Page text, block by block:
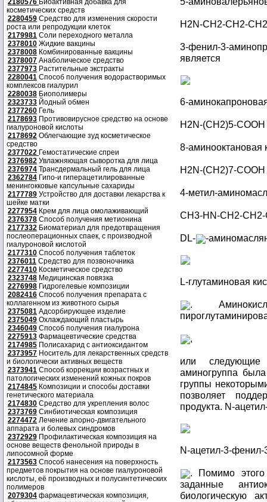
2180576 Биоактивная добавка для
косметических средств
2280459 Средство для изменения скорости
роста или репродукции клеток
2179981 Соли переходного металла
2378010 Жидкие вакцины
2378008 Комбинированные вакцины
2378007 Анаболическое средство
2377973 Растительные экстракты
2280041 Способ получения водорастворимых
комплексов гиалурил
2280038 Биополимеры
2323733 Йодный обмен
2377260 Гель
2178693 Противовирусное средство на основе
гиалуроновой кислоты
2178692 Облегчающие зуд косметическое
средство
2377022 Гемостатические спреи
2376982 Увлажняющая сыворотка для лица
2376974 Трансдермальный гель для лица
2362784 Гипо-и гиперацетилированные
менингокковые капсульные сахариды
2177789 Устройство для доставки лекарства к
шейке матки
2277954 Крем для лица омолаживающий
2376378 Способ получения метионина
2177332 Биоматериал для предотвращения
послеоперационных спаек, с производной
гиалуроновой кислотой
2177310 Способ получения таблеток
2376011 Средство для позвоночника
2277410 Косметическое средство
2323748 Медицинская повязка
2276998 Гидрогелевые композиции
2082416 Способ получения препарата с
коллагенном из животного сырья
2375081 Адсорбирующее изделие
2375049 Охлаждающий пластырь
2346049 Способ получения гиалурона
2275913 Фармацевтические средства
2174985 Полисахарид с антиоксидантом
2373957 Носитель для лекарственных средств
и биологически активных веществ
2373941 Способ коррекции возрастных и
патологических изменений кожных покров
2174845 Композиции и способы доставки
генетического материала
2174830 Средство для укрепления волос
2373769 Синбиотическая композиция
2274472 Лечение апорно-двигательного
аппарата и болевых синдромов
2372929 Профилактическая композиция на
основе веществ фенольной природы в
липосомной форме
2173563 Способ нанесения на поверхность
предметов покрытия на основе гиалуроновой
кислоты, её производных и полусинтетических
полимеров
2079304 фармацевтическая композиция,
H2N-CH2-CH2-
3-фенил-3-
является
6-
H2N-(CH2)5-COOH
8-аминооктановая
H2N-(CH2)7-COOH
4-метил-
CH3-HN-CH2-
DL- -
L-глутаминовая
.
,
или следующие
аминогруппа была
группы
позволяет
продукта. N-
N-ацетил-3-
. Помимо этого
заданные
биологическую